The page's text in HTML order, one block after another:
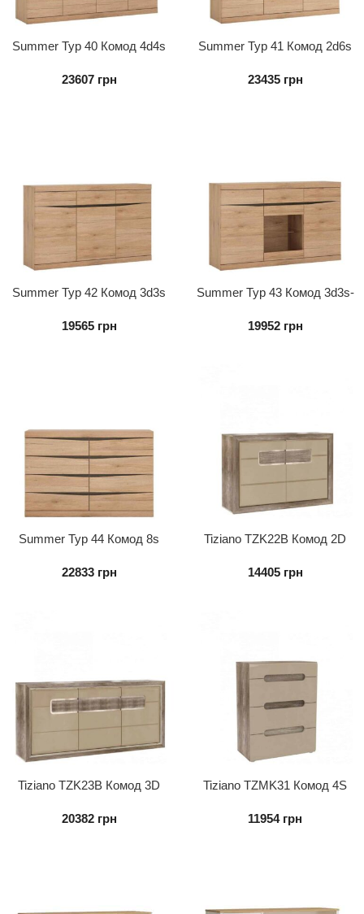
Summer Typ 40 Комод 4d4s
23607 грн
Summer Typ 41 Комод 2d6s
23435 грн
Summer Typ 42 Комод 3d3s
19565 грн
Summer Typ 43 Комод 3d3s-
19952 грн
Summer Typ 44 Комод 8s
22833 грн
Tiziano TZK22B Комод 2D
14405 грн
Tiziano TZK23B Комод 3D
20382 грн
Tiziano TZMK31 Комод 4S
11954 грн